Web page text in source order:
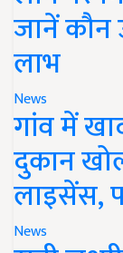
जानें कौन
लाभ
News
गांव में
दुकान
लाइसेंस,
News